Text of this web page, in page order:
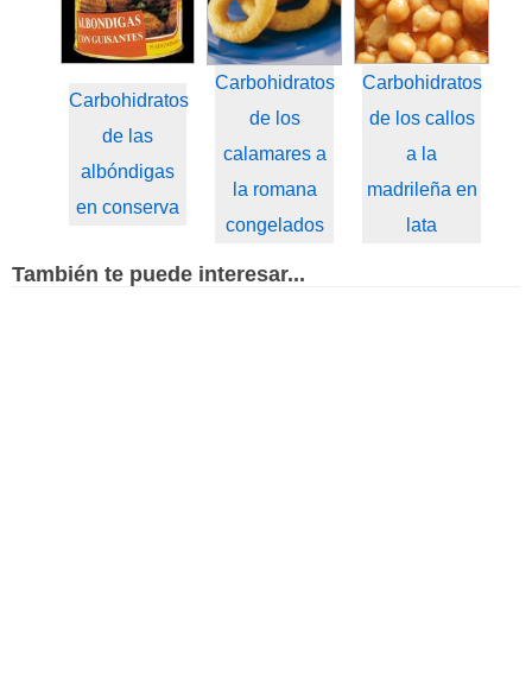
Carbohidratos
de las
albóndigas
en conserva
Carbohidratos
de los
calamares a
la romana
congelados
Carbohidratos
de los callos
a la
madrileña en
lata
También te puede interesar...